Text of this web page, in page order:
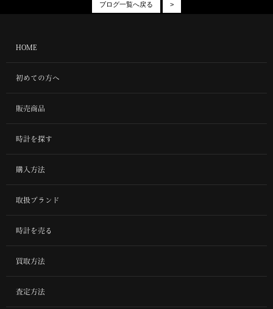
>
ブログ一覧へ戻る
HOME
初めての方へ
販売商品
時計を探す
購入方法
取扱ブランド
時計を売る
買取方法
査定方法